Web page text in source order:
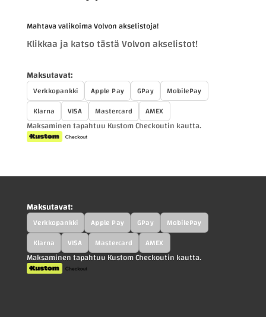
Mahtava valikoima Volvon akselistoja!
Klikkaa ja katso tästä Volvon akselistot!
Maksutavat:
Verkkopankki Apple Pay GPay
MobilePay
Klarna
VISA Mastercard AMEX
Maksaminen tapahtuu Kustom Checkoutin kautta.
Maksutavat:
Verkkopankki Apple Pay GPay
MobilePay
Klarna
VISA Mastercard AMEX
Maksaminen tapahtuu Kustom Checkoutin kautta.